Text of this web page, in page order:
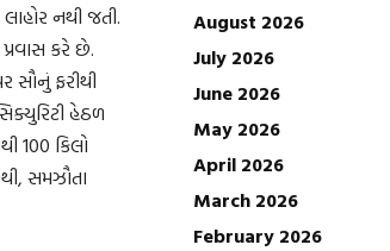
નથી જતી.
કરે છે.
સૌનું ફરીથી
હેઠળ
100 કિલો
સમઝૌતા
August 2026
July 2026
June 2026
May 2026
April 2026
March 2026
February 2026